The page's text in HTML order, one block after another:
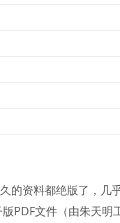
的资料都绝版了，几
版PDF文件（由朱天明